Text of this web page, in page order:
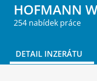
HOFMANN
254 nabídek práce
DETAIL INZERÁTU